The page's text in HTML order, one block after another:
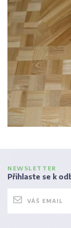
NEWSLETTER
Přihlaste se k